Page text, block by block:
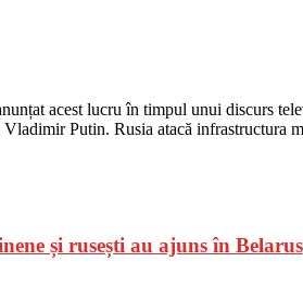
acest lucru în timpul unui discurs
Putin. Rusia atacă infrastructura
și rusești au ajuns în Belarus